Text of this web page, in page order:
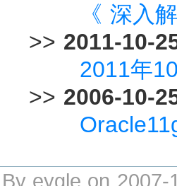
《 深入
>> 2011-10-
2011年
>> 2006-10-
By eygle on 2007-